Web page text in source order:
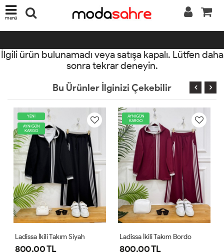
menü
İlgili ürün bulunamadı veya satışa kapalı. Lütfen daha
sonra tekrar deneyin.
Bu Ürünler İlginizi Çekebilir
Siyah
KARGO
Ladissa İkili Takım Bordo
AYNIGÜN
KARGO
Midas Oyşo İkili